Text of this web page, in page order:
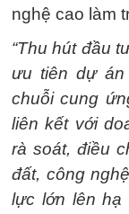
nghệ cao làm
“Thu hút đầu
ưu tiên dự án
chuỗi cung
liên kết với
rà soát, điều
đất, công
lực lớn lên hạ